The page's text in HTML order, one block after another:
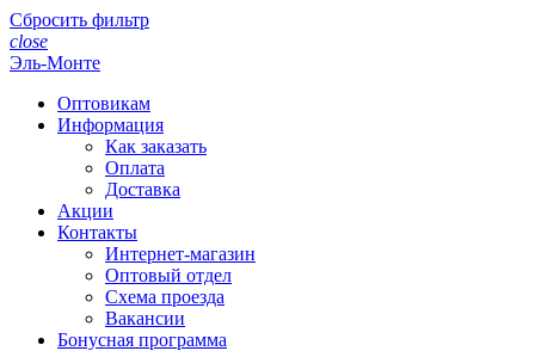
Сбросить фильтр
close
Эль-Монте
Оптовикам
Информация
Как заказать
Оплата
Доставка
Акции
Контакты
Интернет-магазин
Оптовый отдел
Схема проезда
Вакансии
Бонусная программа